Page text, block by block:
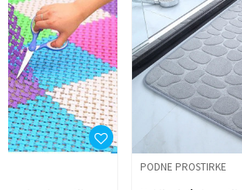
Anti-spam zaštita - izračunajte koliko je 4 + 1 :
Pošalji
PODNE PROSTIRKE